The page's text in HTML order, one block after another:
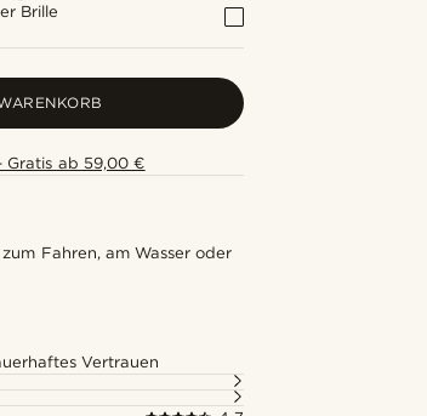
Brille
Gratis ab 59,00 €
Fahren, am Wasser oder
Vertrauen